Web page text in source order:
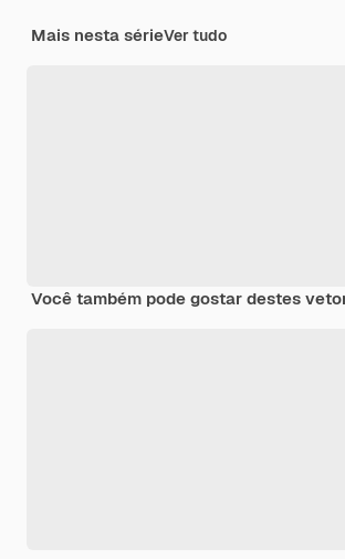
Mais nesta sérieVer tudo
Você também pode gostar destes